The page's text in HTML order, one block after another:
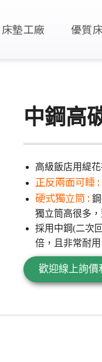
床墊工廠 優質
中鋼高
高級飯店用緹花
正反兩面可睡 :
硬式獨立筒 :
獨立筒高很多
採用中鋼(二次
倍，且非常耐用
歡迎線上詢價